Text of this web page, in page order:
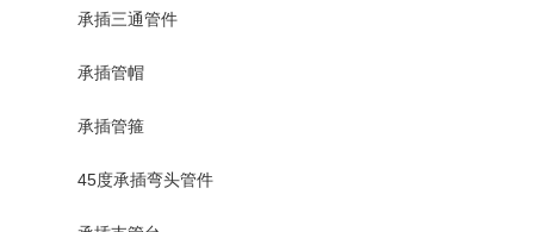
承插三通管件
承插管帽
承插管箍
45度承插弯头管件